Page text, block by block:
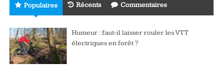
Populaires Récents Commentaires
Humeur : faut-il laisser rouler les VTT
électriques en forêt ?